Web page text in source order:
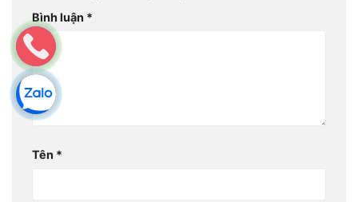
Bình luận *
Tên *